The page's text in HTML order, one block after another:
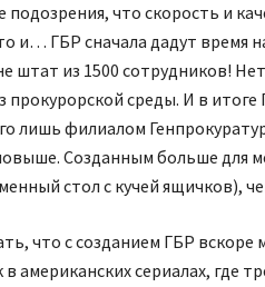
что скорость и
и… ГБР сначала дадут время
штат из 1500 сотрудников!
прокурорской среды. И в
лишь филиалом
Созданным больше для
стол с кучей ящичков),
что с созданием ГБР вскоре
в американских сериалах, где